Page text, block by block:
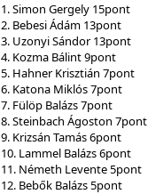
1. Simon Gergely 15pont
2. Bebesi Ádám 13pont
3. Uzonyi Sándor 13pont
4. Kozma Bálint 9pont
5. Hahner Krisztián 7pont
6. Katona Miklós 7pont
7. Fülöp Balázs 7pont
8. Steinbach Ágoston 7pont
9. Krizsán Tamás 6pont
10. Lammel Balázs 6pont
11. Németh Levente 5pont
12. Bebők Balázs 5pont